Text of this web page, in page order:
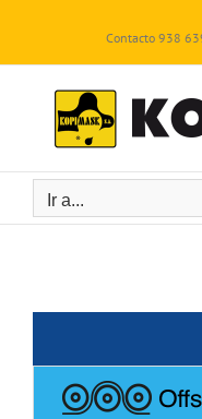
Contacto 938
Ir a...